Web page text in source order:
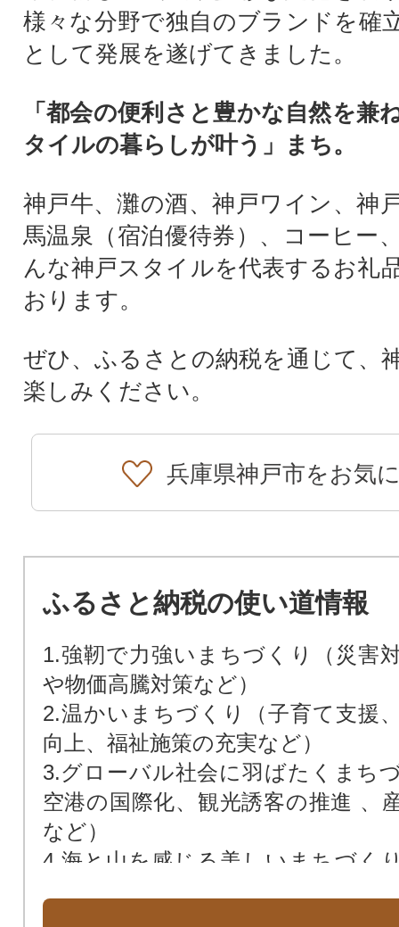
様々な分野で独自のブランドを確
として発展を遂げてきました。
「都会の便利さと豊かな自然を兼
タイルの暮らしが叶う」まち。
神戸牛、灘の酒、神戸ワイン、神
馬温泉（宿泊優待券）、コーヒー
んな神戸スタイルを代表するお礼
おります。
ぜひ、ふるさとの納税を通じて、
楽しみください。
兵庫県神戸市をお気
ふるさと納税の使い道情報
1.強靭で⼒強いまちづくり（災害
や物価⾼騰対策など）
2.温かいまちづくり（子育て支援
向上、福祉施策の充実など）
3.グローバル社会に⽻ばたくまち
空港の国際化、観光誘客の推進 、
など）
4.海と⼭を感じる美しいまちづく